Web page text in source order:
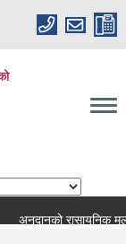
अनुदानको रासायनिक मल